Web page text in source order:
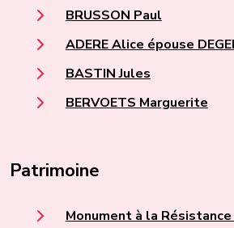
BRUSSON Paul
ADERE Alice épouse
BASTIN Jules
BERVOETS Marguerite
Patrimoine
Monument à la